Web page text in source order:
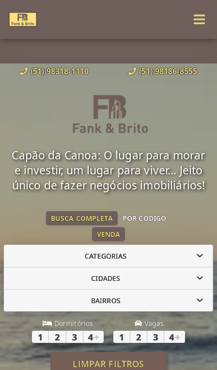
(51) 98318-1110 (51) 98186-8555
Capão da Canoa: O lugar para morar
e investir, um lugar para viver... Jeito
único de fazer negócios imobiliários!
VENDA
BUSCA COMPLETA POR CÓDIGO
CATEGORIAS
CIDADES
BAIRROS
Dormitórios
1 2 3 4+
Vagas
1 2 3 4+
LIMPAR FILTROS